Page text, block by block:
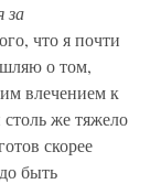
за
что я почти
о том,
влечением к
же тяжело
скорее
быть